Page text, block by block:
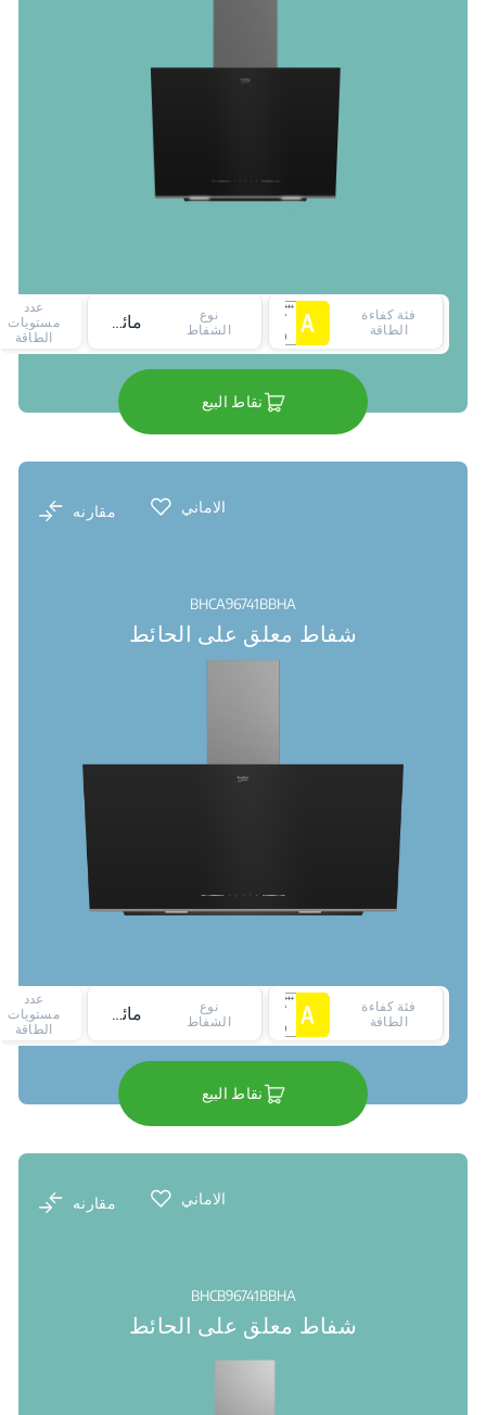
فئة كفاءة
الطاقة
نوع
الشفاط
مائل
عدد
مستويات
الطاقة
نقاط البيع
الاماني مقارنه
BHCA96741BBHA
شفاط معلق على الحائط
فئة كفاءة
الطاقة
نوع
الشفاط
مائل
عدد
مستويات
الطاقة
نقاط البيع
الاماني مقارنه
BHCB96741BBHA
شفاط معلق على الحائط